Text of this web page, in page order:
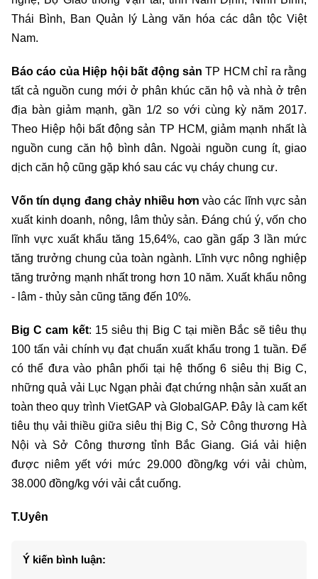
Thái Bình, Ban Quản lý Làng văn hóa các dân tộc Việt
Nam.
Báo cáo của Hiệp hội bất động sản TP HCM chỉ ra rằng
tất cả nguồn cung mới ở phân khúc căn hộ và nhà ở trên
địa bàn giảm mạnh, gần 1/2 so với cùng kỳ năm 2017.
Theo Hiệp hội bất động sản TP HCM, giảm mạnh nhất là
nguồn cung căn hộ bình dân. Ngoài nguồn cung ít, giao
dịch căn hộ cũng gặp khó sau các vụ cháy chung cư.
Vốn tín dụng đang chảy nhiều hơnvào các lĩnh vực sản
xuất kinh doanh, nông, lâm thủy sản. Đáng chú ý, vốn cho
lĩnh vực xuất khẩu tăng 15,64%, cao gần gấp 3 lần mức
tăng trưởng chung của toàn ngành. Lĩnh vực nông nghiệp
tăng trưởng mạnh nhất trong hơn 10 năm. Xuất khẩu nông
- lâm - thủy sản cũng tăng đến 10%.
Big C cam kết: 15 siêu thị Big C tại miền Bắc sẽ tiêu thụ
100 tấn vải chính vụ đạt chuẩn xuất khẩu trong 1 tuần. Để
có thể đưa vào phân phối tại hệ thống 6 siêu thị Big C,
những quả vải Lục Ngạn phải đạt chứng nhận sản xuất an
toàn theo quy trình VietGAP và GlobalGAP. Đây là cam kết
tiêu thụ vải thiều giữa siêu thị Big C, Sở Công thương Hà
Nội và Sở Công thương tỉnh Bắc Giang. Giá vải hiện
được niêm yết với mức 29.000 đồng/kg với vải chùm,
38.000 đồng/kg với vải cắt cuống.
T.Uyên
Ý kiến bình luận: